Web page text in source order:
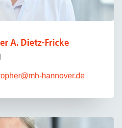
A. Dietz-Fricke
@mh-hannover.de